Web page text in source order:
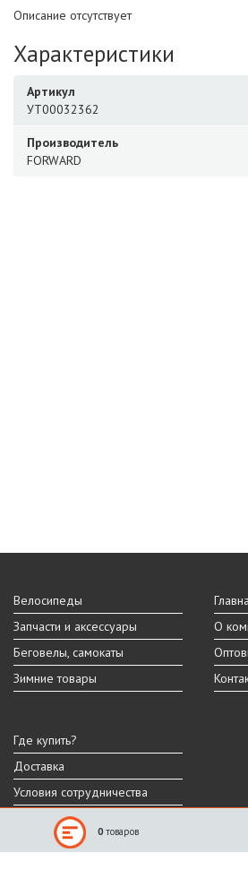
Описание отсутствует
Характеристики
Артикул
УТ00032362
Производитель
FORWARD
Велосипеды
Запчасти и аксессуары
Беговелы, самокаты
Зимние товары
О
Где купить?
Доставка
Условия сотрудничества
Реальный внешний вид и технические
отличаться от представленных на сайте.
0 товаров